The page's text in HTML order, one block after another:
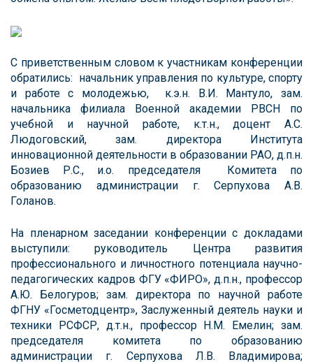
С приветственным словом к участникам конференции
обратились: начальник управления по культуре, спорту
и работе с молодежью, к.э.н. В.И. Мантуло, зам.
начальника филиала Военной академии РВСН по
учебной и научной работе, к.т.н., доцент А.С.
Людоговский, зам. директора Института
инновационной деятельности в образовании РАО, д.п.н.
Бозиев Р.С., и.о. председателя Комитета по
образованию администрации г. Серпухова А.В.
Голанов.
На пленарном заседании конференции с докладами
выступили: руководитель Центра развития
профессионального и личностного потенциала научно-
педагогических кадров ФГУ «ФИРО», д.п.н., профессор
А.Ю. Белогуров; зам. директора по научной работе
ФГНУ «Госметодцентр», Заслуженный деятель науки и
техники РСФСР, д.т.н., профессор Н.М. Емелин; зам.
председателя комитета по образованию
администрации г. Серпухова Л.В. Владимирова;